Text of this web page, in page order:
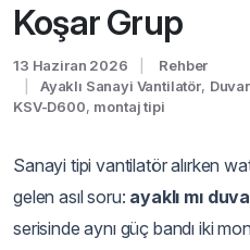
Koşar Grup
13 Haziran 2026
Rehber
Ayaklı Sanayi Vantilatör,
KSV-D600, montaj tipi
Sanayi tipi vantilatör alırken
gelen asıl soru: ayaklı mı
serisinde aynı güç bandı iki